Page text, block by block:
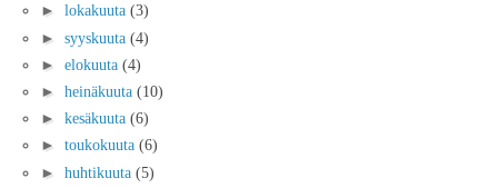
► lokakuuta (3)
► syyskuuta (4)
► elokuuta (4)
► heinäkuuta (10)
► kesäkuuta (6)
► toukokuuta (6)
► huhtikuuta (5)